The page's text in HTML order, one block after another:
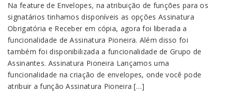
Na feature de Envelopes, na atribuição de funções para os
signatários tinhamos disponíveis as opções Assinatura
Obrigatória e Receber em cópia, agora foi liberada a
funcionalidade de Assinatura Pioneira. Além disso foi
também foi disponibilizada a funcionalidade de Grupo de
Assinantes. Assinatura Pioneira Lançamos uma
funcionalidade na criação de envelopes, onde você pode
atribuir a função Assinatura Pioneira […]